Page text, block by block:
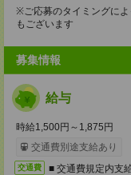
※ご応募のタイミングに
もございます
募集情報
給与
時給1,500円～1,875円
交通費別途支給あり
交通費 ■ 交通費規定内支